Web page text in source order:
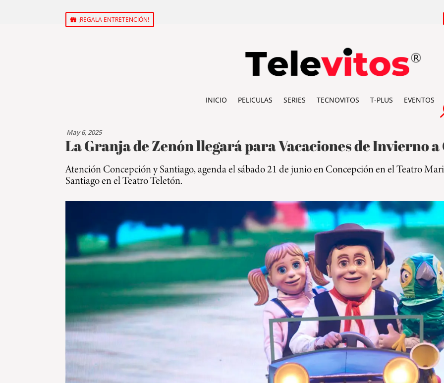
¡REGALA ENTRETENCIÓN!
INICIO PELICULAS SERIES TECNOVITOS T-PLUS EVENTOS
May 6, 2025
La Granja de Zenón llegará para Vacaciones de Invierno
Atención Concepción y Santiago, agenda el sábado 21 de junio en Concepción en el Teatro
Santiago en el Teatro Teletón.